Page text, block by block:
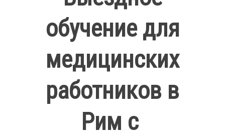
обучение для
медицинских
работников ​в
Рим c ​